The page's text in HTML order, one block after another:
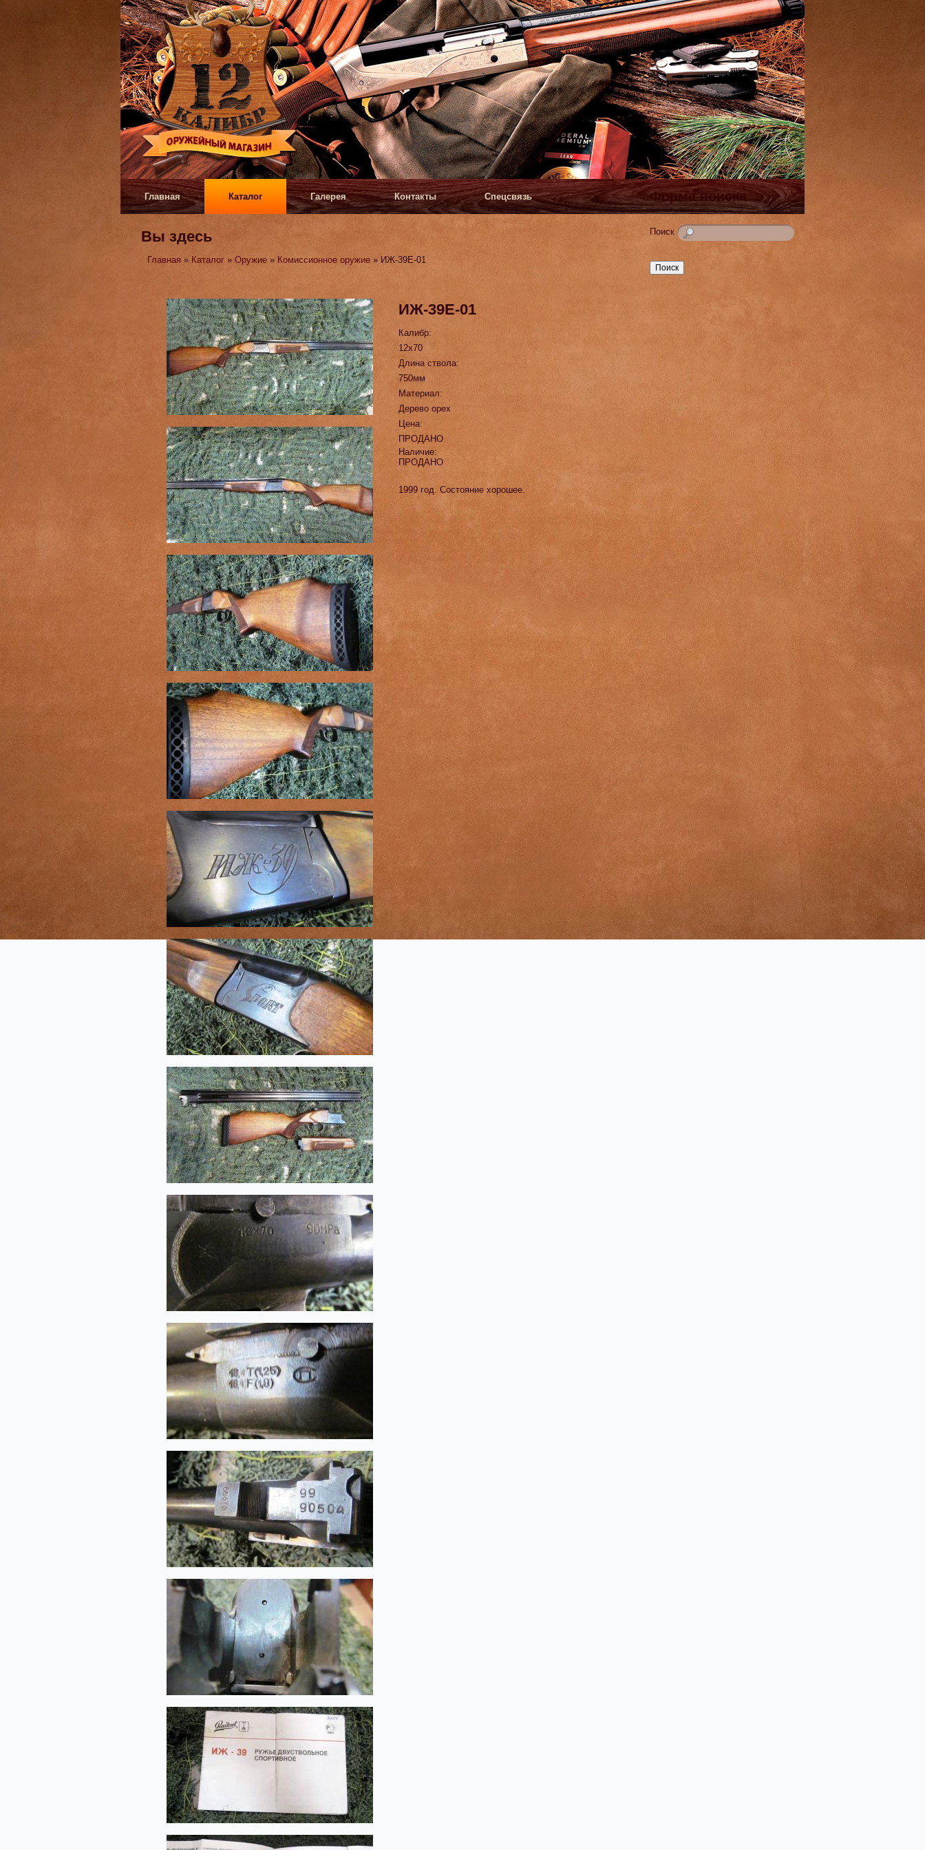
Форма поиска
Поиск
Главная Каталог Галерея Контакты Спецсвязь
Вы здесь
Главная » Каталог »Оружие » Комиссионное оружие » ИЖ-39Е-01
ИЖ-39Е-01
Калибр:
12х70
Длина ствола:
750мм
Материал:
Дерево орех
Цена:
ПРОДАНО
Наличие:
ПРОДАНО
1999 год. Состояние хорошее.